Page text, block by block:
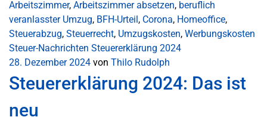
Arbeitszimmer, Arbeitszimmer absetzen, beruflich
veranlasster Umzug, BFH-Urteil, Corona, Homeoffice,
Steuerabzug, Steuerrecht, Umzugskosten, Werbungskosten
Steuer-Nachrichten Steuererklärung 2024
28. Dezember 2024 von Thilo Rudolph
Steuererklärung 2024: Das ist
neu